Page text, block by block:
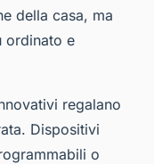
della casa, ma
ordinato e
regalano
Dispositivi
o